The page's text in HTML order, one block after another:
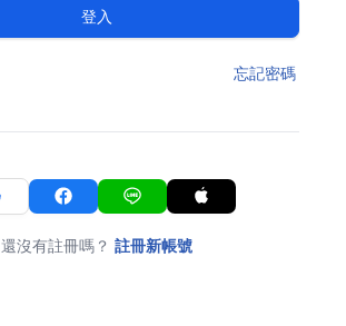
登入
忘記密碼
還沒有註冊嗎？ 註冊新帳號